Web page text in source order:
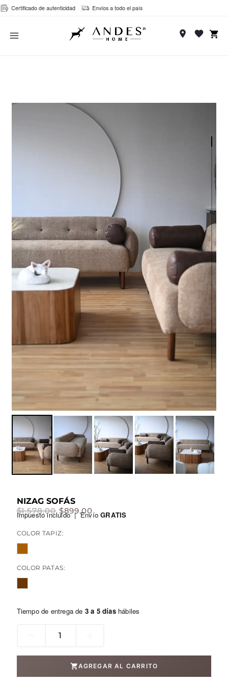
Certificado de autenticidad Envíos a todo el país
Ir
contenido
MENU
NIZAG SOFÁS
$1,578.00
El
precio
era:
$1,578.00.
$899.00
El
precio
es:
$899.00.
COLOR TAPIZ:
COLOR PATAS:
Impuesto incluido | EnvíoGRATIS
Tiempo de entrega de 3 a 5 díashábiles
cantidad
AGREGAR AL CARRITO